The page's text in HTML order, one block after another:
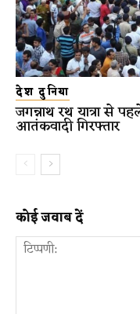
देश दुनिया
जगन्नाथ रथ यात्रा से
आतंकवादी गिरफ्तार
कोई जवाब दें